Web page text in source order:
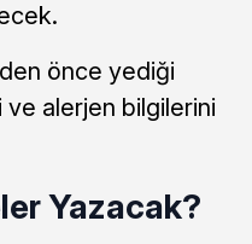
önce yediği
alerjen bilgilerini
Yazacak?